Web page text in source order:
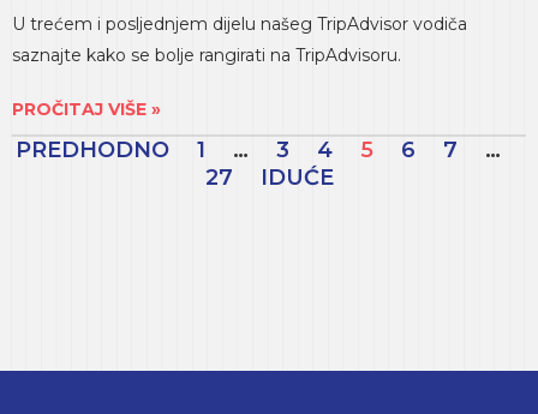
U trećem i posljednjem dijelu našeg TripAdvisor vodiča
saznajte kako se bolje rangirati na TripAdvisoru.
PROČITAJ VIŠE »
PREDHODNO 1 … 3 4 5 6 7
…
27
IDUĆE